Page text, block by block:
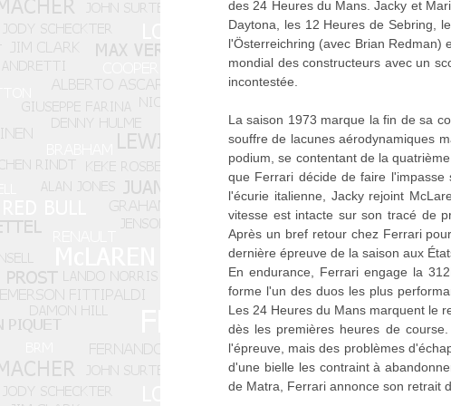
des 24 Heures du Mans. Jacky et
Daytona, les 12 Heures de Sebring,
l'Österreichring (avec Brian Redman)
mondial des constructeurs avec un
incontestée.
La saison 1973 marque la fin de sa
souffre de lacunes aérodynamiques
podium, se contentant de la
que Ferrari décide de faire
l'écurie italienne, Jacky rejoint
vitesse est intacte sur son tracé de
Après un bref retour chez Ferrari
dernière épreuve de la saison aux
En endurance, Ferrari engage la
forme l'un des duos les plus
Les 24 Heures du Mans marquent le
dès les premières heures de
l'épreuve, mais des problèmes
d'une bielle les contraint à
de Matra, Ferrari annonce son retrait